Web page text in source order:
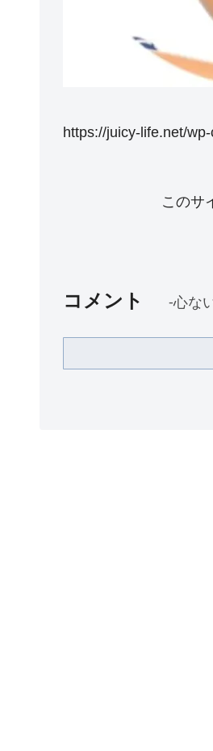
https://juicy-life.net/
このサ
コメント -心な